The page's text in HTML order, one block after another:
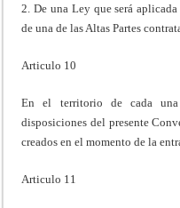
2. De una Ley que será
de una de las Altas Partes
Articulo 10
En el territorio de cada una
disposiciones del presente
creados en el momento de la
Articulo 11